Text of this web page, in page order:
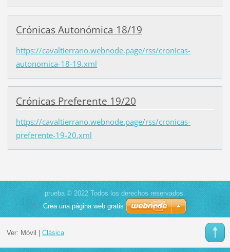
Crónicas Autonómica 18/19
https://cavaltierrano.webnode.page/rss/cronicas-
autonomica-18-19.xml
Crónicas Preferente 19/20
https://cavaltierrano.webnode.page/rss/cronicas-
preferente-19-20.xml
prueba © 2022 Todos los derechos reservados.
Crea una página web gratis
Ver: Móvil Clásica